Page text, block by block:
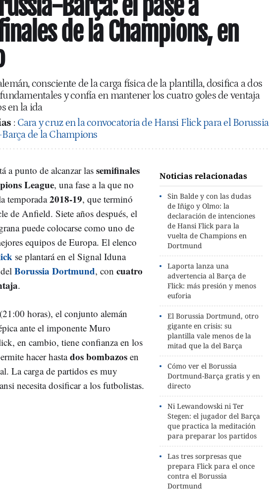
de la Champions, en
consciente de la carga física de la plantilla, dosifica a dos
y confía en mantener los cuatro goles de ventaja
en la ida
: Cara y cruz en la convocatoria de Hansi Flick para el Borussia
de la Champions
Noticias relacionadas
Sin Balde y con las dudas
de Iñigo y Olmo: la
declaración de intenciones
de Hansi Flick para la
vuelta de Champions en
Dortmund
Laporta lanza una
advertencia al Barça de
Flick: más presión y menos
euforia
El Borussia Dortmund, otro
gigante en crisis: su
plantilla vale menos de la
mitad que la del Barça
Cómo ver el Borussia
Dortmund-Barça gratis y en
directo
Ni Lewandowski ni Ter
Stegen: el jugador del Barça
que practica la meditación
para preparar los partidos
Las tres sorpresas que
prepara Flick para el once
contra el Borussia
Dortmund
a punto de alcanzar lassemifinales
League, una fase a la que no
temporada2018-19, que terminó
de Anfield. Siete años después, el
puede colocarse como uno de
equipos de Europa. El elenco
se plantará en el Signal Iduna
Borussia Dortmund, con cuatro
.
horas), el conjunto alemán
ante el imponente Muro
en cambio, tiene confianza en los
hacer hastados bombazos en
La carga de partidos es muy
necesita dosificar a los futbolistas.